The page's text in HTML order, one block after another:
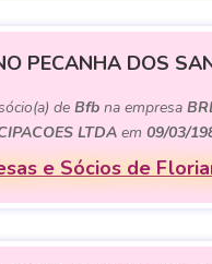
PECANHA DOS
de Bfbna empresa
LTDAem 09/03/
e Sócios de